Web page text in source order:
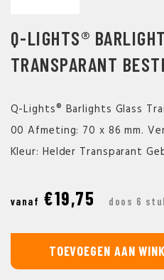
Q-LIGHTS®
TRANSPARANT
Q-Lights® Barlights Glass
00 Afmeting: 70 x 86 mm.
Kleur: Helder Transparant
vanaf €19,75 doos 6
TOEVOEGEN AAN